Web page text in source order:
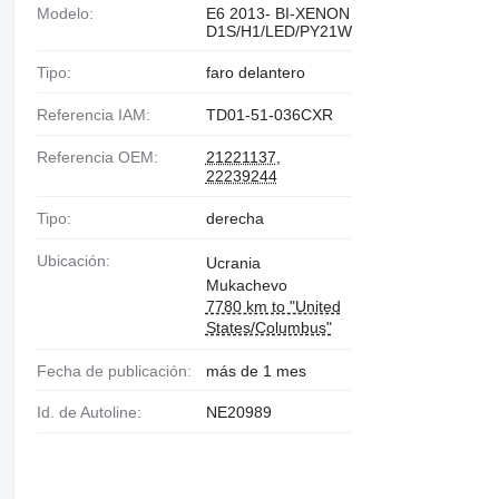
Modelo:
E6 2013- BI-XENON
D1S/H1/LED/PY21W
Tipo: faro delantero
Referencia IAM: TD01-51-036CXR
Referencia OEM: 21221137
22239244
Tipo: derecha
Ubicación:
Ucrania
Mukachevo
7780 km to "United
States/Columbus"
Fecha de publicación: más de 1 mes
Id. de Autoline: NE20989